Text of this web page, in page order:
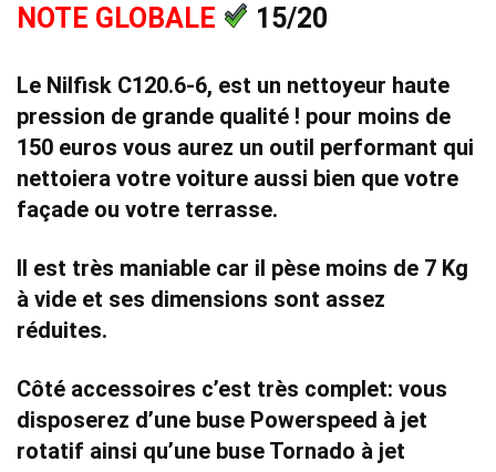
NOTE GLOBALE 15/20
Le Nilfisk C120.6-6, est un nettoyeur haute
pression de grande qualité ! pour moins de
150 euros vous aurez un outil performant qui
nettoiera votre voiture aussi bien que votre
façade ou votre terrasse.
Il est très maniable car il pèse moins de 7 Kg
à vide et ses dimensions sont assez
réduites.
Côté accessoires c’est très complet: vous
disposerez d’une buse Powerspeed à jet
rotatif ainsi qu’une buse Tornado à jet